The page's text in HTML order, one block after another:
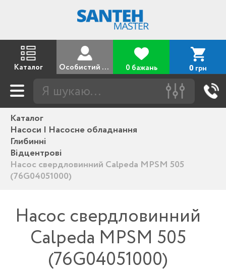
Каталог Особистий кабінет 0 бажань 0 грн
Каталог
Насоси | Насосне обладнання
Глибинні
Відцентрові
Насос свердловинний Calpeda MPSM 505
(76G04051000)
Насос свердловинний
Calpeda MPSM 505
(76G04051000)